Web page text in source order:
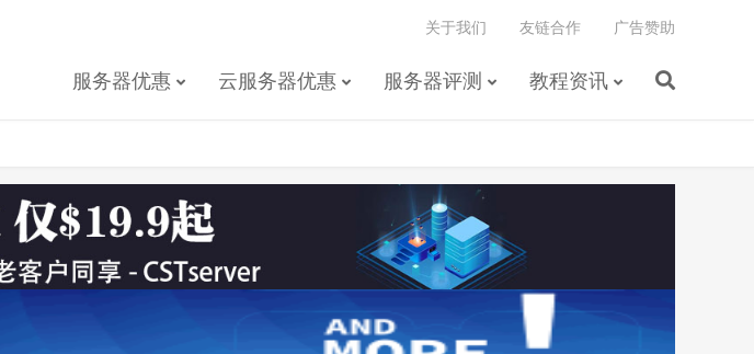
服务器优惠 云服务器优惠 服务器评测 教程资讯
关于我们 友链合作 广告赞助